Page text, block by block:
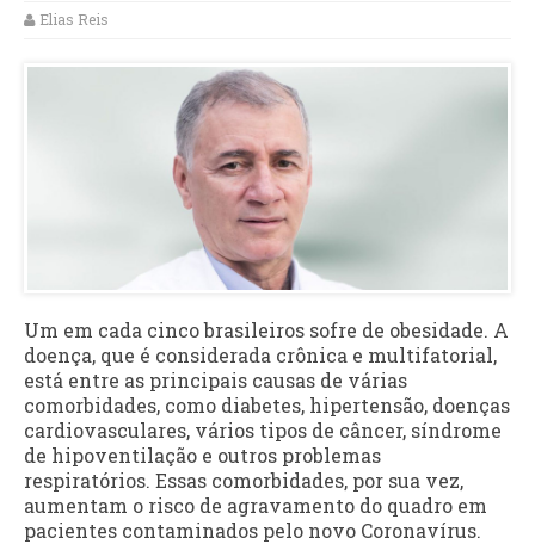
Elias Reis
Um em cada cinco brasileiros sofre de obesidade. A
doença, que é considerada crônica e multifatorial,
está entre as principais causas de várias
comorbidades, como diabetes, hipertensão, doenças
cardiovasculares, vários tipos de câncer, síndrome
de hipoventilação e outros problemas
respiratórios. Essas comorbidades, por sua vez,
aumentam o risco de agravamento do quadro em
pacientes contaminados pelo novo Coronavírus.